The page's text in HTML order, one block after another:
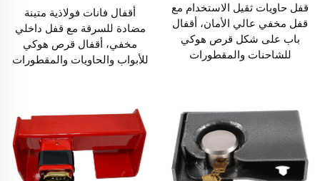
قفل حاويات ثقيل الاستخدام مع
قفل مخفي عالي الأمان، أقفال
باب على شكل قرص هوكي
للشاحنات والمقطورات
أقفال فانات فولاذية متينة
مضادة للسرقة مع قفل داخلي
مخفي، أقفال قرص هوكي
للأبواب والحاويات والمقطورات